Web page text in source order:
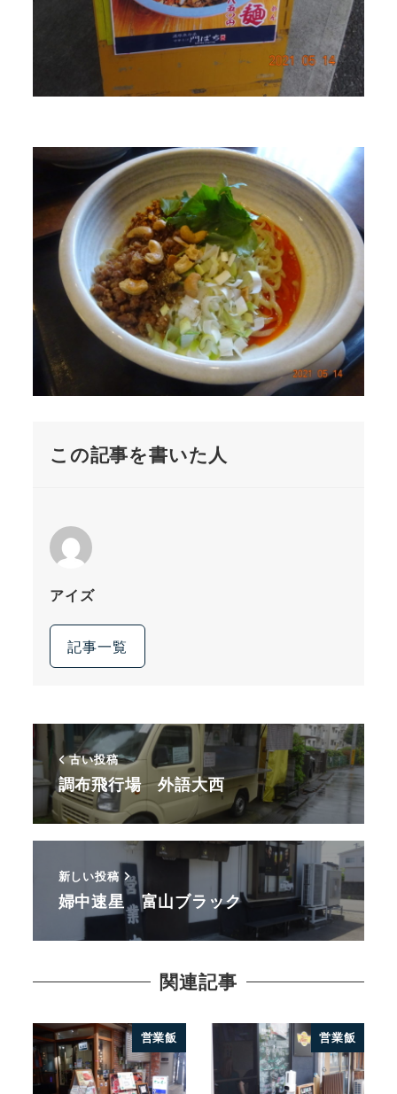
この記事を書いた人
アイズ
記事一覧
古い投稿
調布飛行場 外語大西
新しい投稿
婦中速星 富山ブラック
関連記事
営業飯 営業飯